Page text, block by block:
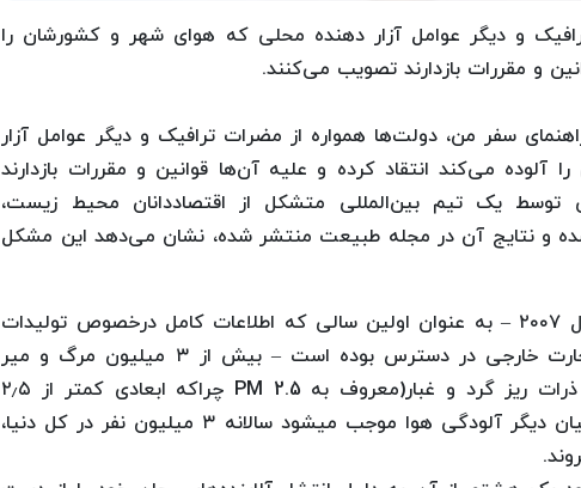
و دیگر عوامل آزار دهنده محلی که هوای شهر و کشورشان را
و مقررات بازدارند تصویب می‌کنند.
سفر من، دولت‌ها همواره از مضرات ترافیک و دیگر عوامل آزار
می‌کند انتقاد کرده و علیه آن‌ها قوانین و مقررات بازدارند
یک تیم بین‌المللی متشکل از اقتصاددانان محیط زیست،
شده و نتایج آن در مجله طبیعت منتشر شده، نشان می‌دهد این مشکل
در این تحقیق تخمین زده شده که در سال ۲۰۰۷ – به عنوان اولین سالی که اطلاعات کامل درخصوص تولیدات
صنعتی، بیماری‌های جهانی و داده‌های تجارت خارجی در دسترس بوده است – بیش از ۳ میلیون مرگ و میر
زودرس در سراسر جهان به دلیل انتشار ذرات ریز گرد و غبار(معروف به PM 2.5 چراکه ابعادی کمتر از ۲٫۵
میکرون دارند) در هوا رخ داده است. به بیان دیگر آلودگی هوا موجب میشود سالانه ۳ میلیون نفر در کل دنیا،